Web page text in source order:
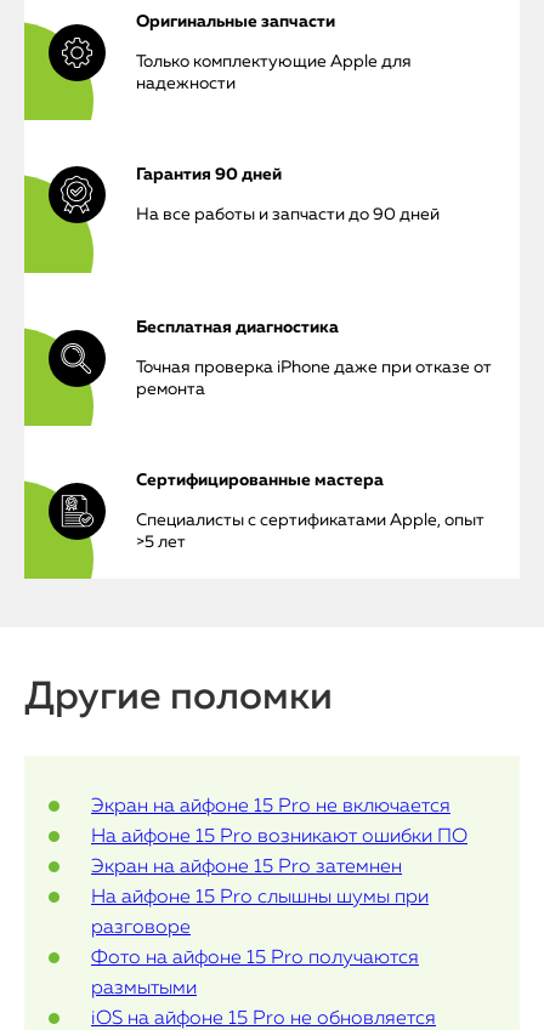
iPhone
MacBook
Watch
iPad
Статьи
Оригинальные запчасти
Только комплектующие Apple для
надежности
Гарантия 90 дней
На все работы и запчасти до 90 дней
Бесплатная диагностика
Точная проверка iPhone даже при отказе от
ремонта
Сертифицированные мастера
Специалисты с сертификатами Apple, опыт
>5 лет
Другие поломки
Экран на айфоне 15 Pro не включается
На айфоне 15 Pro возникают ошибки ПО
Экран на айфоне 15 Pro затемнен
На айфоне 15 Pro слышны шумы при
разговоре
Фото на айфоне 15 Pro получаются
размытыми
iOS на айфоне 15 Pro не обновляется